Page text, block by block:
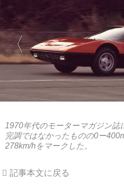
1970年代のモーターマガジン誌
完調ではなかったものの0ー
278km/hをマークした。
記事本文に戻る